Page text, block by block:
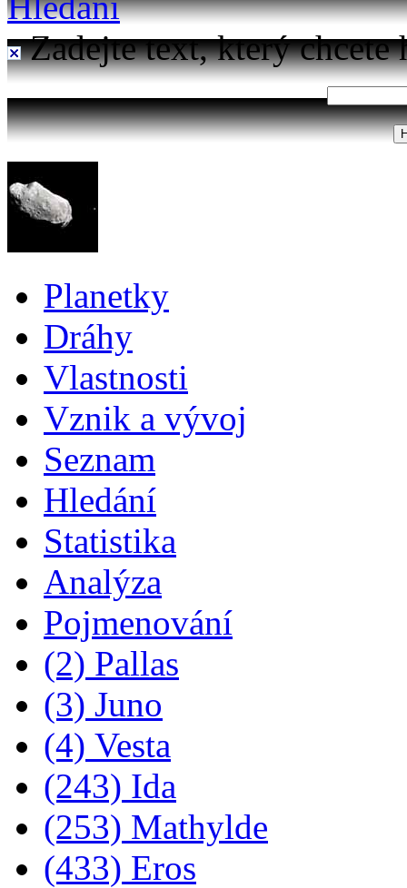
Zadejte text, který chcete
Planetky
Dráhy
Vlastnosti
Vznik a vývoj
Seznam
Hledání
Statistika
Analýza
Pojmenování
(2) Pallas
(3) Juno
(4) Vesta
(243) Ida
(253) Mathylde
(433) Eros